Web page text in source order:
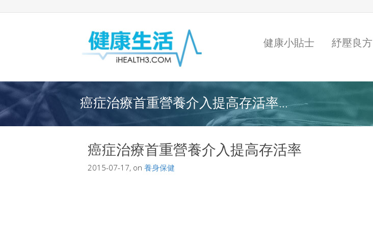
健康小貼士 紓壓良方
癌症治療首重營養介入提高存活率...
癌症治療首重營養介入提高存活率
2015-07-17, on 養身保健